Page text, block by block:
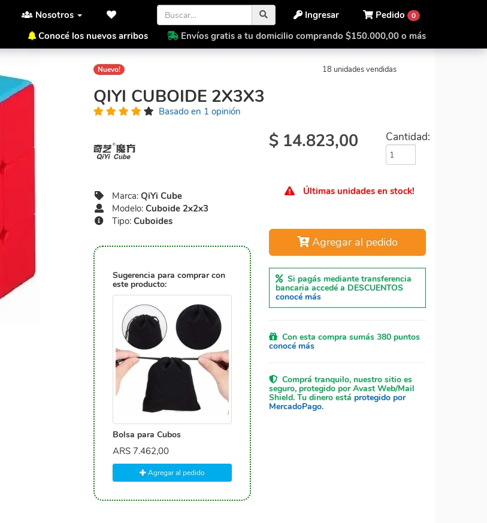
Nosotros Pedido 0
Ingresar
Conocé los nuevos arribos
Envíos gratis a tu domicilio comprando $150.000,00 o más
Inicio QiYi Cube Cuboide 2x2x3 Qiyi Cuboide 2x3x3
Nuevo! 18 unidades vendidas
QIYI CUBOIDE 2X3X3
Basado en 1 opinión
Marca: QiYi Cube
Modelo: Cuboide 2x2x3
Tipo: Cuboides
Sugerencia para comprar con
este producto:
Bolsa para Cubos
ARS 7.462,00
Agregar al pedido
$ 14.823,00 Cantidad:
Últimas unidades en stock!
Agregar al pedido
Si pagás mediante transferencia
bancaria accedé a DESCUENTOS
conocé más
Con esta compra sumás 380 puntos
conocé más
Comprá tranquilo, nuestro sitio es
seguro, protegido por Avast Web/Mail
Shield. Tu dinero está protegido por
MercadoPago.